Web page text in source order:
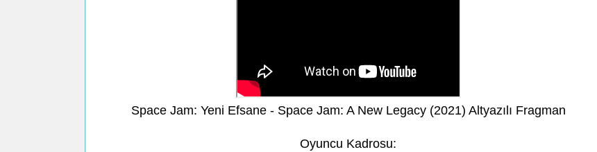
Space Jam: Yeni Efsane - Space Jam: A New Legacy (2021) Altyazılı Fragman
Oyuncu Kadrosu: